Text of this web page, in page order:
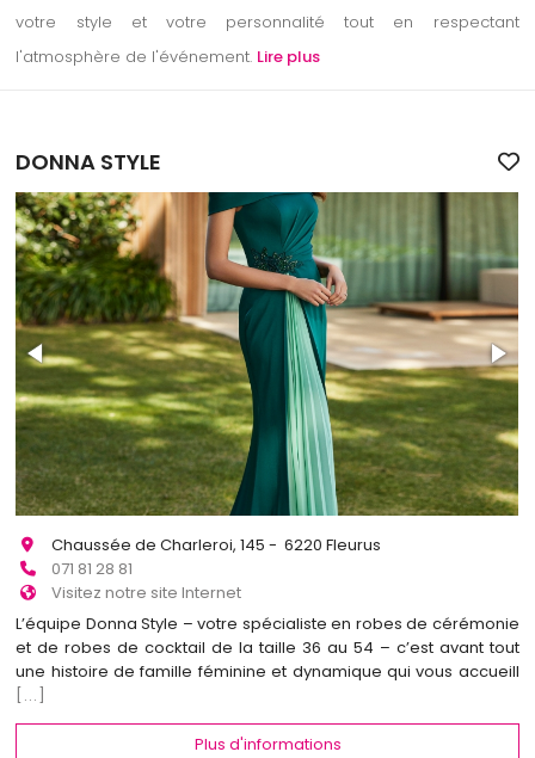
votre style et votre personnalité tout en respectant
l'atmosphère de l'événement. Lire plus
DONNA STYLE
Chaussée de Charleroi, 145 - 6220 Fleurus
071 81 28 81
Visitez notre site Internet
L’équipe Donna Style – votre spécialiste en robes de cérémonie
et de robes de cocktail de la taille 36 au 54 – c’est avant tout
une histoire de famille féminine et dynamique qui vous accueill
[...]
Plus d'informations